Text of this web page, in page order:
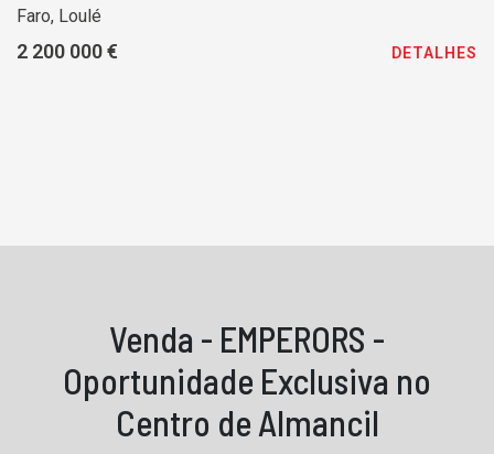
Faro, Loulé
2 200 000 € DETALHES
Venda - EMPERORS -
Oportunidade Exclusiva no
Centro de Almancil